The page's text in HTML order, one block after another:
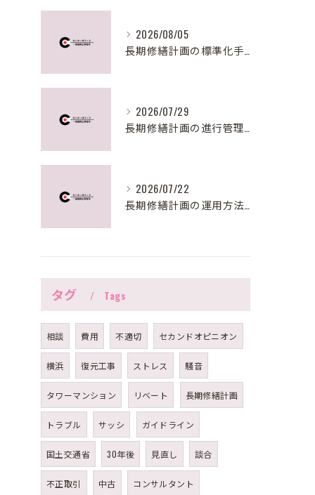
2026/08/05
長期修繕計画の標準化手法と東京都の最新実務対応を徹底解説
2026/07/29
長期修繕計画の進行管理と見直しで失敗しないための実践ステップとポイント
2026/07/22
長期修繕計画の運用方法を東京都で実践するための見直しポイントと助成活用法
タグ Tags
相談 費用 不適切 セカンドオピニオン
横浜 復元工事 ストレス 騒音
タワーマンション リベート 長期修繕計画
トラブル サッシ ガイドライン
国土交通省 30年後 見直し 談合
不正取引 中古 コンサルタント